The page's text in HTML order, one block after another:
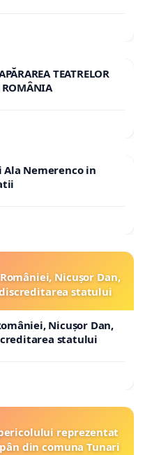
TEATRELOR
ROMÂNIA
Nemerenco in
Nicușor Dan,
statului
Nicușor Dan,
statului
reprezentat
din comuna Tunari